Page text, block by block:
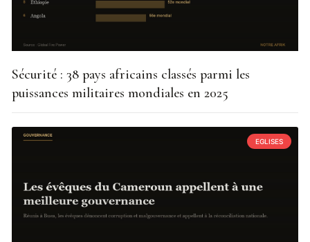
Sécurité : 38 pays africains classés parmi les
puissances militaires mondiales en 2025
EGLISES